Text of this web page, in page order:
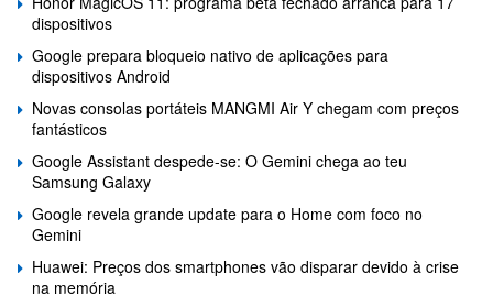
dispositivos
Google prepara bloqueio nativo de aplicações para
dispositivos Android
Novas consolas portáteis MANGMI Air Y chegam com preços
fantásticos
Google Assistant despede-se: O Gemini chega ao teu
Samsung Galaxy
Google revela grande update para o Home com foco no
Gemini
Huawei: Preços dos smartphones vão disparar devido à crise
na memória